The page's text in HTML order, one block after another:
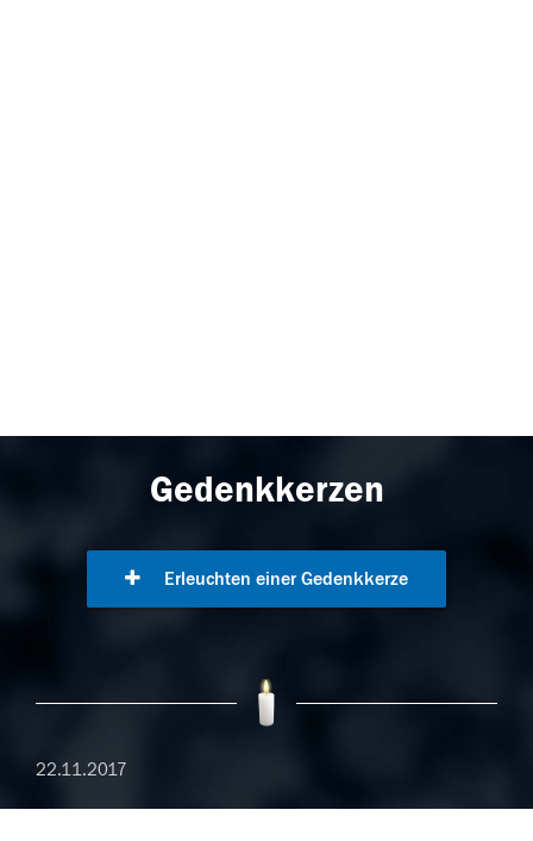
Gedenkkerzen
Erleuchten einer Gedenkkerze
22.11.2017